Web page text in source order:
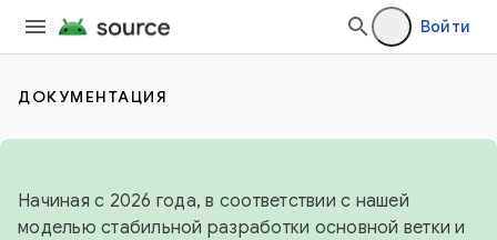
Войти
ДОКУМЕНТАЦИЯ
Начиная с 2026 года, в соответствии с нашей
моделью стабильной разработки основной ветки и